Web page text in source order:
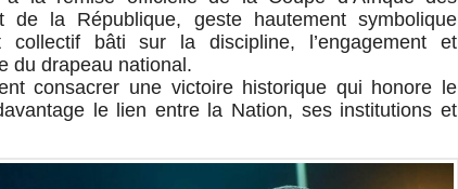
de la République, geste hautement symbolique
collectif bâti sur la discipline, l’engagement et
du drapeau national.
consacrer une victoire historique qui honore le
le lien entre la Nation, ses institutions et